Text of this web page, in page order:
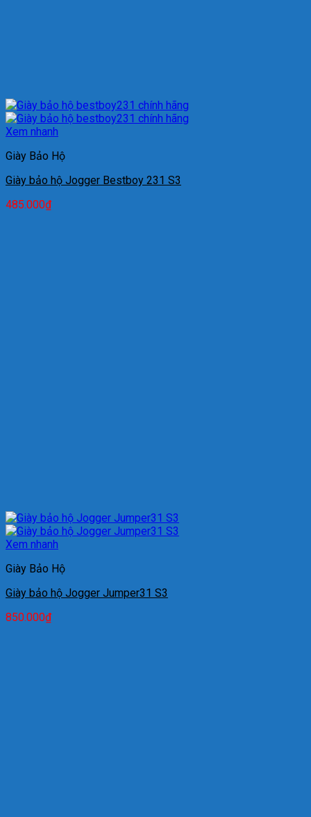
Xem nhanh
Giày Bảo Hộ
Giày bảo hộ Jogger Bestboy 231 S3
485.000₫
Xem nhanh
Giày Bảo Hộ
Giày bảo hộ Jogger Jumper31 S3
850.000₫